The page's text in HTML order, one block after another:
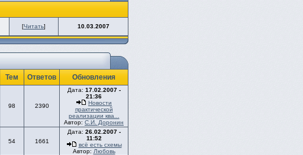
[Читать] 10.03.2007
Тем Ответов Обновления
98 2390
Дата: 17.02.2007 -
21:36
Новости
практической
реализации ква...
Автор: С.И. Доронин
54 1661
Дата: 26.02.2007 -
11:52
всё есть схемы
Автор: Любовь